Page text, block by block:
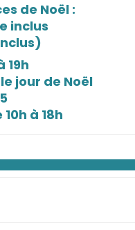
de Noël :
inclus
19h
jour de Noël
à 18h